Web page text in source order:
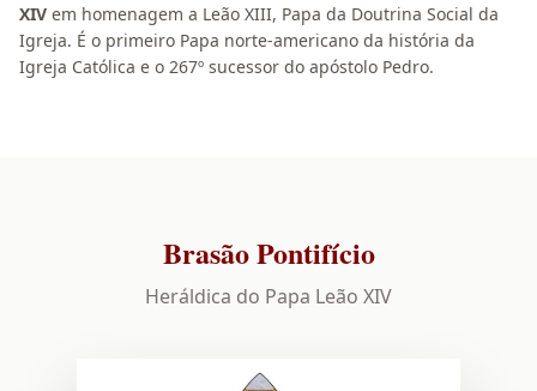
XIV em homenagem a Leão XIII, Papa da Doutrina Social da
Igreja. É o primeiro Papa norte-americano da história da
Igreja Católica e o 267º sucessor do apóstolo Pedro.
Brasão Pontifício
Heráldica do Papa Leão XIV